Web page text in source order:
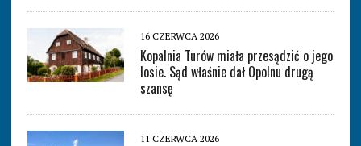
16 CZERWCA 2026
Kopalnia Turów miała przesądzić o jego
losie. Sąd właśnie dał Opolnu drugą
szansę
11 CZERWCA 2026